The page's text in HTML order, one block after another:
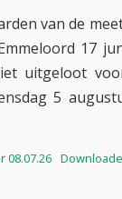
van de
17
uitgeloot
5
08.07.26